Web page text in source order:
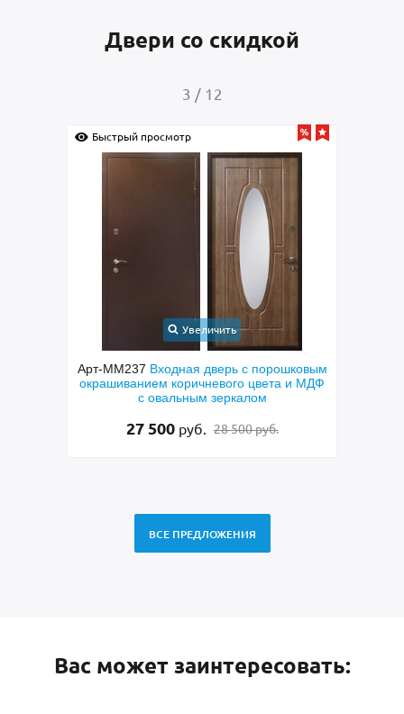
Двери со скидкой
4 / 12
Быстрый просмотр
Увеличить
Арт-ММ256Входная шумоизоляционная
дверь с коричневыми панелями МДФ с
фрезерованием и узким стеклопакетом
48 500 руб. 50 000 руб.
ВСЕ ПРЕДЛОЖЕНИЯ
Вас может заинтересовать: